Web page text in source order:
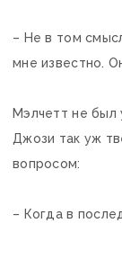
– Не в том
мне известно.
Мэлчетт не был
Джози так уж
вопросом:
– Когда в